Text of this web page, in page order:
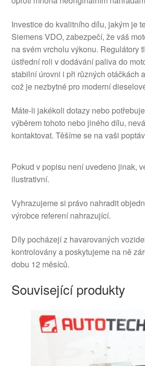
Investice do kvalitního dílu, jakým je
Siemens VDO, zabezpečí, že váš
na svém vrcholu výkonu. Regulátory
ústřední roli v dodávání paliva do
stabilní úrovni i při různých otáčkách
což je nezbytné pro moderní
Máte-li jakékoli dotazy nebo
výběrem tohoto nebo jiného dílu,
kontaktovat. Těšíme se na vaši
Pokud v popisu není uvedeno jinak,
ilustrativní.
Vyhrazujeme si právo nahradit
výrobce referení nahrazující.
Díly pocházejí z havarovaných
kontrolovány a poskytujeme na ně
dobu 12 měsíců.
Související produkty